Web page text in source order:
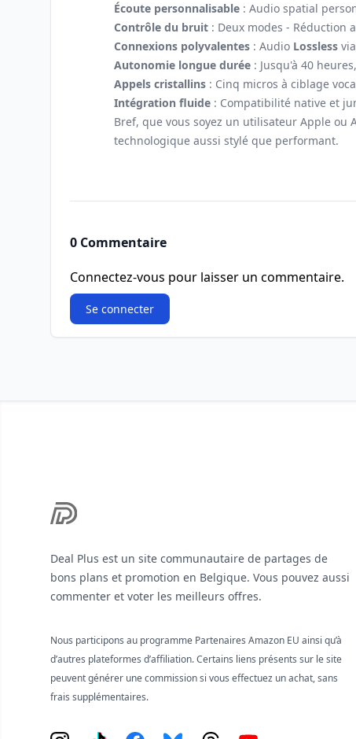
Écoute personnalisable : Audio spatial
Contrôle du bruit : Deux modes - Réduction
Connexions polyvalentes : Audio Lossless via
Autonomie longue durée : Jusqu'à 40
Appels cristallins : Cinq micros à ciblage
Intégration fluide : Compatibilité native et
Bref, que vous soyez un utilisateur Apple ou
technologique aussi stylé que performant.
0 Commentaire
Connectez-vous pour laisser un commentaire.
Se connecter
Deal Plus est un site communautaire de partages de
bons plans et promotion en Belgique. Vous pouvez aussi
commenter et voter les meilleurs offres.
Nous participons au programme Partenaires Amazon EU ainsi qu’à
d’autres plateformes d’affiliation. Certains liens présents sur le site
peuvent générer une commission si vous effectuez un achat, sans
frais supplémentaires.